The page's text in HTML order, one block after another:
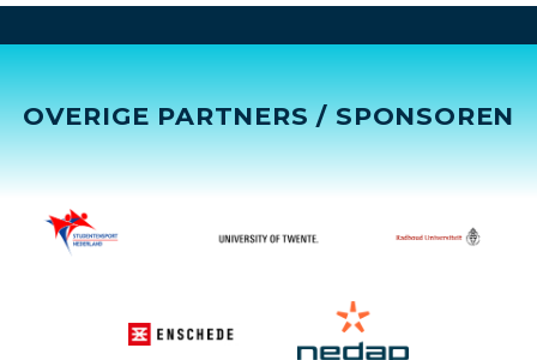
OVERIGE PARTNERS / SPONSOREN